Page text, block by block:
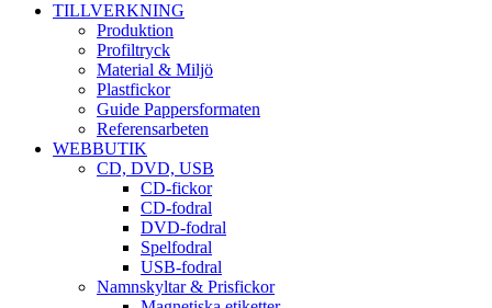
TILLVERKNING
Produktion
Profiltryck
Material & Miljö
Plastfickor
Guide Pappersformaten
Referensarbeten
WEBBUTIK
CD, DVD, USB
CD-fickor
CD-fodral
DVD-fodral
Spelfodral
USB-fodral
Namnskyltar & Prisfickor